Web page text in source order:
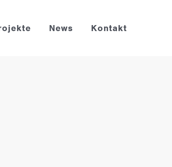
News Kontakt